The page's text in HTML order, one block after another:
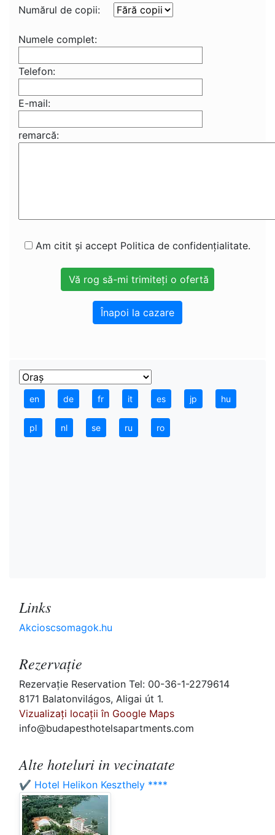
Numărul de copii:
Numele complet:
Telefon:
E-mail:
remarcă:
Am citit și accept Politica de confidențialitate.
Înapoi la cazare
en de fr it es jp hu
pl nl se ru ro
Links
Akcioscsomagok.hu
Rezervaţie
Rezervaţie Reservation Tel: 00-36-1-2279614
8171 Balatonvilágos, Aligai út 1.
Vizualizați locații în Google Maps
info@budapesthotelsapartments.com
Alte hoteluri in vecinatate
✔️ Hotel Helikon Keszthely ****